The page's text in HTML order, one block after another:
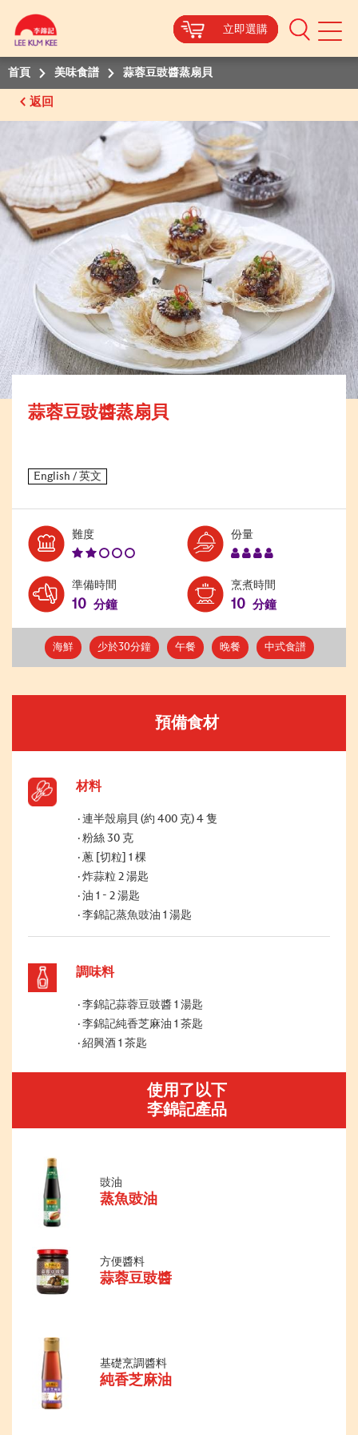
立即選購
Mobile
立即選購
立即選購
立即選購
首頁 美味食譜 蒜蓉豆豉醬蒸扇貝
返回
蒜蓉豆豉醬蒸扇貝
難度Level:
份量Serves:
準備時間
10 分鐘
烹煮時間
10 分鐘
海鮮 少於30分鐘 午餐 晚餐 中式食譜
預備食材
材料
連半殼扇貝 (約 400 克) 4 隻
粉絲 30 克
蔥 [切粒] 1 棵
炸蒜粒 2 湯匙
油 1 - 2 湯匙
李錦記蒸魚豉油 1 湯匙
調味料
李錦記蒜蓉豆豉醬 1 湯匙
李錦記純香芝麻油 1 茶匙
紹興酒 1 茶匙
使用了以下
李錦記產品
豉油
蒸魚豉油
方便醬料
蒜蓉豆豉醬
基礎烹調醬料
純香芝麻油